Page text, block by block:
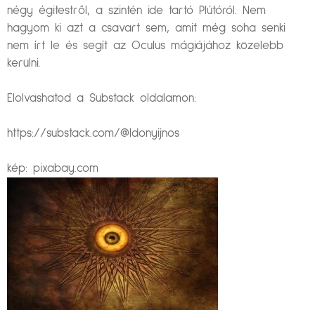
négy égitestről, a szintén ide tartó Plútóról. Nem
hagyom ki azt a csavart sem, amit még soha senki
nem írt le és segít az Oculus mágiájához közelebb
kerülni.
Elolvashatod a Substack oldalamon:
https://substack.com/@ldonyijnos
kép: pixabay.com